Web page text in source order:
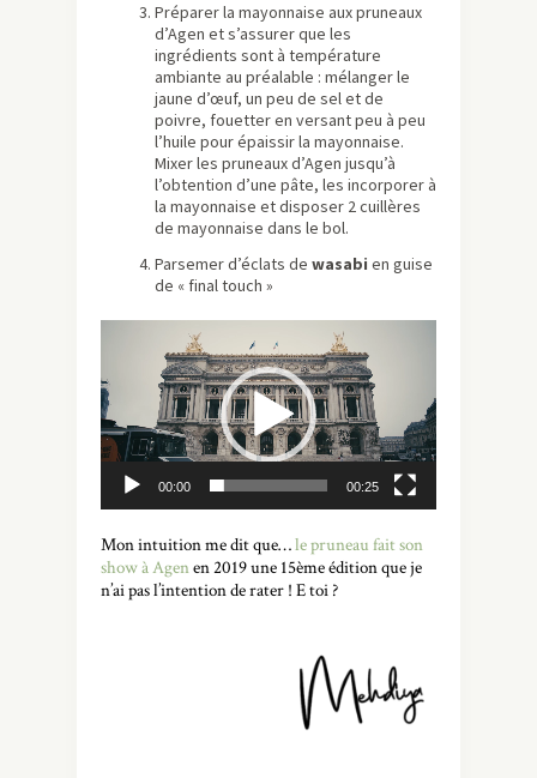
Préparer la mayonnaise aux pruneaux
d’Agen et s’assurer que les
ingrédients sont à température
ambiante au préalable : mélanger le
jaune d’œuf, un peu de sel et de
poivre, fouetter en versant peu à peu
l’huile pour épaissir la mayonnaise.
Mixer les pruneaux d’Agen jusqu’à
l’obtention d’une pâte, les incorporer à
la mayonnaise et disposer 2 cuillères
de mayonnaise dans le bol.
Parsemer d’éclats de wasabi en guise
de « final touch »
00:00 00:25
Mon intuition me dit que…le pruneau fait son
show à Agenen 2019 une 15ème édition que je
n’ai pas l’intention de rater ! E toi ?